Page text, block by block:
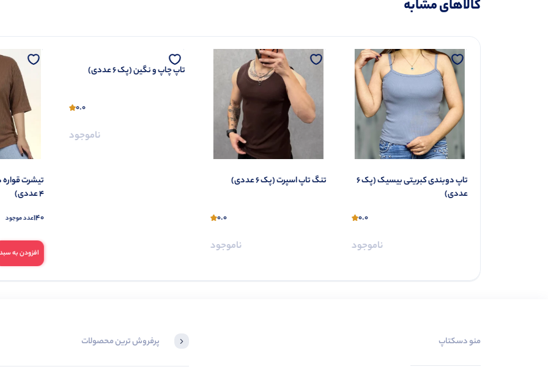
کالاهای مشابه
تاپ دوبندی کبریتی بیسیک (پک 6
عددی)
0.0
ناموجود
تنگ تاپ اسپرت (پک 6 عددی)
0.0
ناموجود
تاپ چاپ و نگین (پک 6 عددی)
0.0
ناموجود
تیشرت
4 عددی)
140عدد موجود
افزودن به سبد
منو دسکتاپ پرفروش ترین محصولات